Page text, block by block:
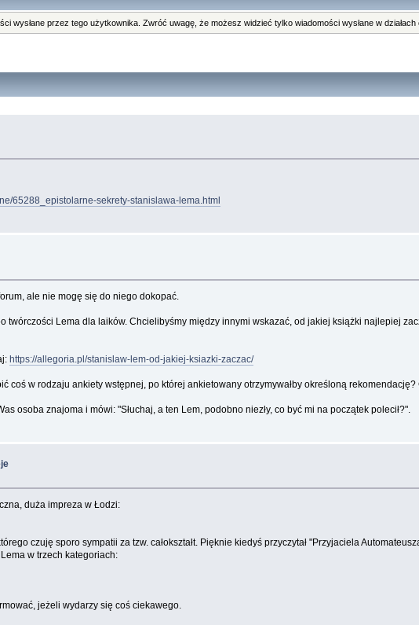
wysłane przez tego użytkownika. Zwróć uwagę, że możesz widzieć tylko wiadomości wysłane w
65288_epistolarne-sekrety-stanislawa-lema.html
ale nie mogę się do niego dokopać.
twórczości Lema dla laików. Chcielibyśmy między innymi wskazać, od jakiej książki najlepiej
https://allegoria.pl/stanislaw-lem-od-jakiej-ksiazki-zaczac/
coś w rodzaju ankiety wstępnej, po której ankietowany otrzymywałby określoną
osoba znajoma i mówi: "Słuchaj, a ten Lem, podobno niezły, co być mi na początek polecił?".
duża impreza w Łodzi:
czuję sporo sympatii za tzw. całokształt. Pięknie kiedyś przyczytał "Przyjaciela
w trzech kategoriach:
jeżeli wydarzy się coś ciekawego.